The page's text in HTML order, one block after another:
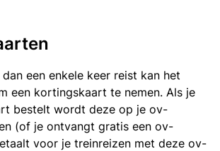
een enkele keer reist kan het
een kortingskaart te nemen. Als je
bestelt wordt deze op je ov-
(of je ontvangt gratis een ov-
voor je treinreizen met deze ov-